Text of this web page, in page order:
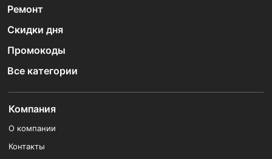
Ремонт
Скидки дня
Промокоды
Все категории
Компания
О компании
Контакты